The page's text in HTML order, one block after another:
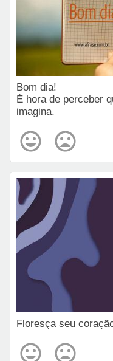
Bom dia!
É hora de perceber
imagina.
Floresça seu